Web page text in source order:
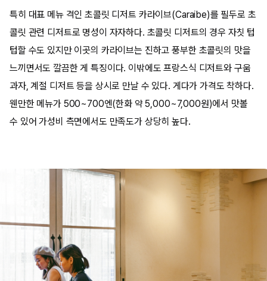
특히 대표 메뉴 격인 초콜릿 디저트 카라이브(Caraibe)를 필두로 초
콜릿 관련 디저트로 명성이 자자하다. 초콜릿 디저트의 경우 자칫 텁
텁할 수도 있지만 이곳의 카라이브는 진하고 풍부한 초콜릿의 맛을
느끼면서도 깔끔한 게 특징이다. 이밖에도 프랑스식 디저트와 구움
과자, 계절 디저트 등을 상시로 만날 수 있다. 게다가 가격도 착하다.
웬만한 메뉴가 500~700엔(한화 약 5,000~7,000원)에서 맛볼
수 있어 가성비 측면에서도 만족도가 상당히 높다.